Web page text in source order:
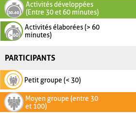
Activités développées
(Entre 30 et 60 minutes)
Activités élaborées (> 60
minutes)
PARTICIPANTS
Petit groupe (< 30)
Moyen groupe (entre 30
et 100)